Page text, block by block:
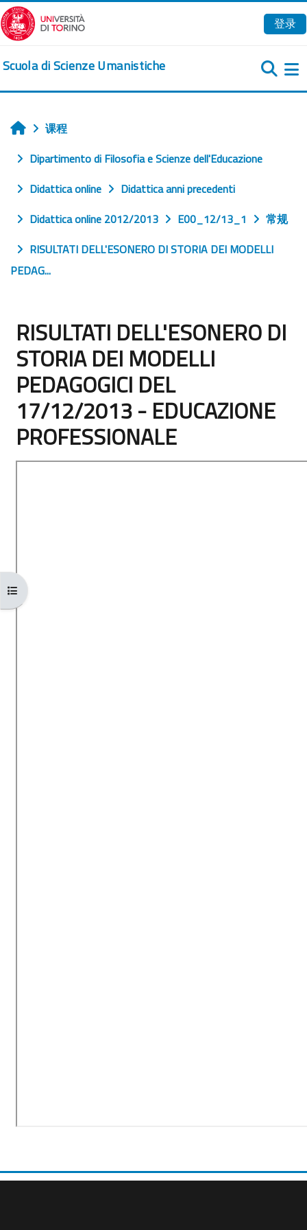
跳到主要内容
登录
Scuola di Scienze Umanistiche
打开课程索引
首页课程
Dipartimento di Filosofia e Scienze dell'Educazione
Didattica online
Didattica anni precedenti
Didattica online 2012/2013
E00_12/13_1
常规
RISULTATI DELL'ESONERO DI STORIA DEI MODELLI
PEDAG...
RISULTATI DELL'ESONERO DI
STORIA DEI MODELLI
PEDAGOGICI DEL
17/12/2013 - EDUCAZIONE
PROFESSIONALE
完成条件